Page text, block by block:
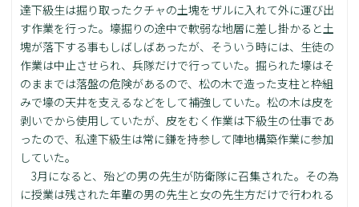
達下級生は掘り取ったクチャの土塊をザルに入れて外に運び出
す作業を行った。壕掘りの途中で軟弱な地層に差し掛かると土
塊が落下する事もしばしばあったが、そういう時には、生徒の
作業は中止させられ、兵隊だけで行っていた。掘られた壕はそ
のままでは落盤の危険があるので、松の木で造った支柱と枠組
みで壕の天井を支えるなどをして補強していた。松の木は皮を
剥いでから使用していたが、皮をむく作業は下級生の仕事であ
ったので、私達下級生は常に鎌を持参して陣地構築作業に参加
していた。
3月になると、殆どの男の先生が防衛隊に召集された。その為
に授業は残された年輩の男の先生と女の先生方だけで行われる